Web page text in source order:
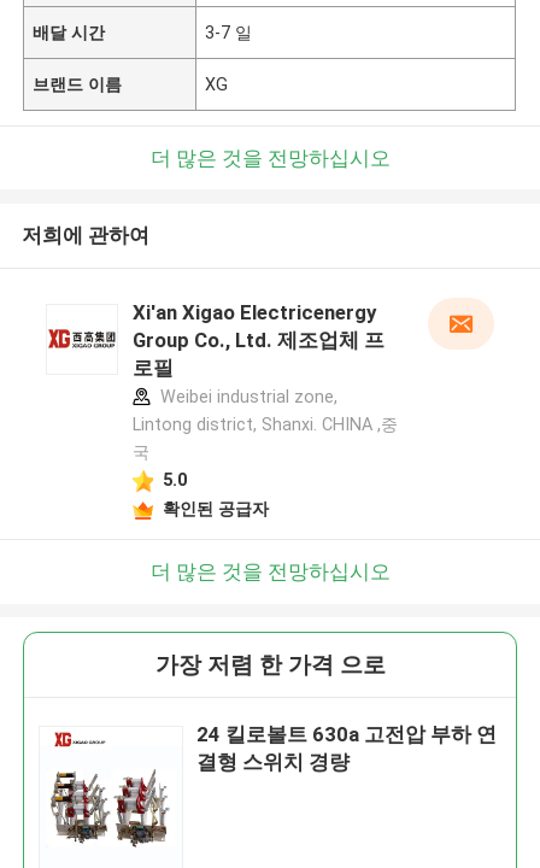
배달 시간 3-7 일
브랜드 이름 XG
더 많은 것을 전망하십시오
저희에 관하여
Xi'an Xigao Electricenergy
Group Co., Ltd. 제조업체 프
로필
Weibei industrial zone,
Lintong district, Shanxi. CHINA ,중
국
5.0
확인된 공급자
더 많은 것을 전망하십시오
가장 저렴 한 가격 으로
24 킬로볼트 630a 고전압 부하 연
결형 스위치 경량